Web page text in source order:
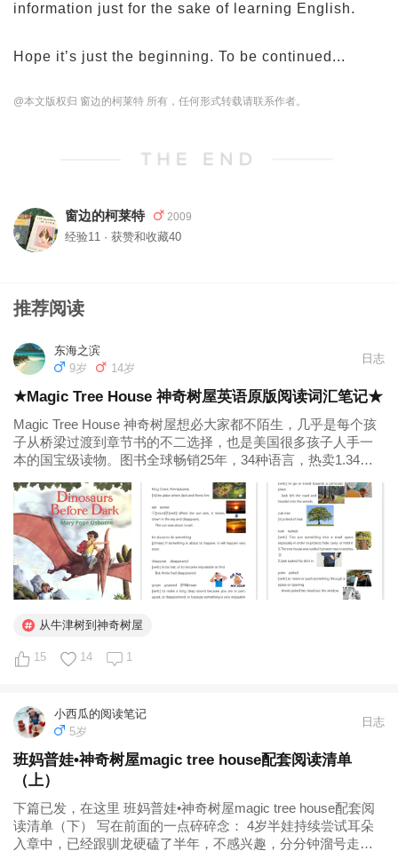
information just for the sake of learning English.
Hope it’s just the beginning. To be continued...
@本文版权归 窗边的柯莱特 所有，任何形式转载请联系作者。
窗边的柯莱特 2009
经验11 · 获赞和收藏40
推荐阅读
东海之滨
9岁
14岁
日志
★Magic Tree House 神奇树屋英语原版阅读词汇笔记★
Magic Tree House 神奇树屋想必大家都不陌生，几乎是每个孩
子从桥梁过渡到章节书的不二选择，也是美国很多孩子人手一
本的国宝级读物。图书全球畅销25年，34种语言，热卖1.34亿
完美结合，把孩子课本上的人文历史、科学实践...
从牛津树到神奇树屋
15 14 1
小西瓜的阅读笔记
5岁
日志
班妈普娃•神奇树屋magic tree house配套阅读清单
（上）
下篇已发，在这里 班妈普娃•神奇树屋magic tree house配套阅
读清单（下） 写在前面的一点碎碎念： 4岁半娃持续尝试耳朵
入章中，已经跟驯龙硬磕了半年，不感兴趣，分分钟溜号走